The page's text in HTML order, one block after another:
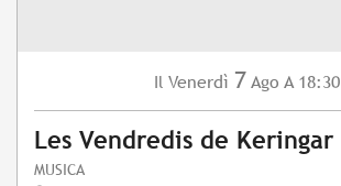
Il Venerdì 7 Ago A 18:30
Les Vendredis de Keringar
MUSICA